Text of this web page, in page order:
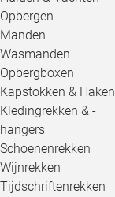
Opbergen
Manden
Wasmanden
Opbergboxen
Kapstokken & Haken
Kledingrekken & -
hangers
Schoenenrekken
Wijnrekken
Tijdschriftenrekken